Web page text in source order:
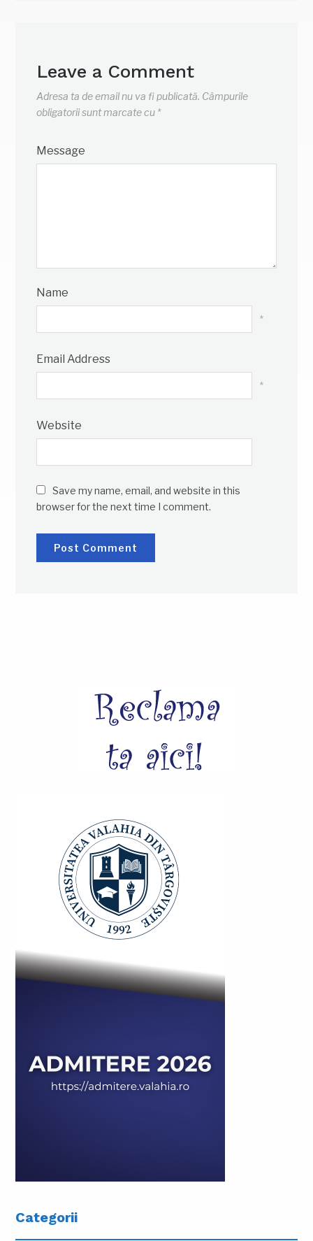
Leave a Comment
Adresa ta de email nu va fi publicată. Câmpurile
obligatorii sunt marcate cu *
Message
Name
*
Email Address
*
Website
Save my name, email, and website in this
browser for the next time I comment.
Categorii